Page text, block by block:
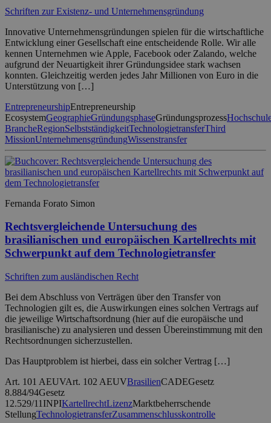
Schriften zur Existenz- und Unternehmensgründung
Innovative Unternehmensgründungen spielen für die wirtschaftliche
Entwicklung einer Gesellschaft eine entscheidende Rolle. Wir alle
kennen Unternehmen wie Apple, Facebook oder Zalando, welche
aufgrund der Neuartigkeit ihrer Gründungsidee stark wachsen
konnten. Gleichzeitig werden jedes Jahr Millionen von Euro in die
Unterstützung von […]
EntrepreneurshipEntrepreneurship
EcosystemGeographieGründungsphaseGründungsprozess
BrancheRegionSelbstständigkeitTechnologietransferThird
MissionUnternehmensgründungWissenstransfer
Fernanda Forato Simon
Rechtsvergleichende Untersuchung des
brasilianischen und europäischen Kartellrechts mit
Schwerpunkt auf dem Technologietransfer
Schriften zum ausländischen Recht
Bei dem Abschluss von Verträgen über den Transfer von
Technologien gilt es, die Auswirkungen eines solchen Vertrags auf
die jeweilige Wirtschaftsordnung (hier auf die europäische und
brasilianische) zu analysieren und dessen Übereinstimmung mit den
Rechtsordnungen sicherzustellen.
Das Hauptproblem ist hierbei, dass ein solcher Vertrag […]
Art. 101 AEUVArt. 102 AEUVBrasilienCADEGesetz
8.884/94Gesetz
12.529/11INPIKartellrechtLizenzMarktbeherrschende
StellungTechnologietransferZusammenschlusskontrolle